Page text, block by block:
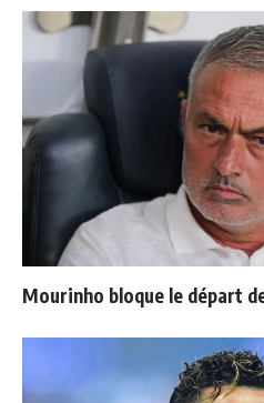
Mourinho bloque le départ